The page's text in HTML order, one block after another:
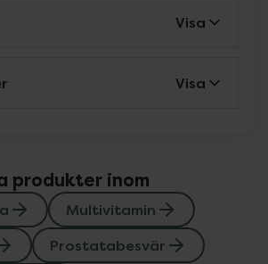
Visa
Visa
produkter inom
Multivitamin
Prostatabesvär